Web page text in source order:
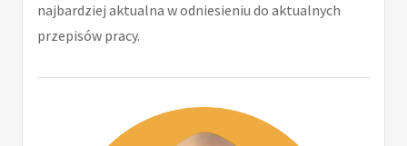
najbardziej aktualna w odniesieniu do aktualnych
przepisów pracy.